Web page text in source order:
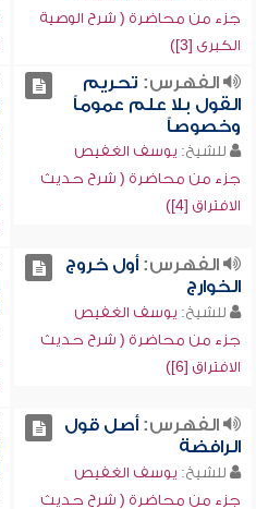
جزء من محاضرة ( شرح الوصية
الكبرى [3])
الفهرس: تحريم
القول بلا علم عموماً
وخصوصاً
للشيخ: يوسف الغفيص
جزء من محاضرة ( شرح حديث
الافتراق [4])
الفهرس:أول خروج
الخوارج
للشيخ: يوسف الغفيص
جزء من محاضرة ( شرح حديث
الافتراق [6])
الفهرس:أصل قول
الرافضة
للشيخ: يوسف الغفيص
جزء من محاضرة ( شرح حديث